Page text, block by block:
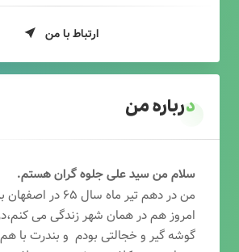
ارتباط با من
درباره من
سلام من سید علی جلوه گران هستم.
من در دهم تیر ماه سال
امروز هم در همان شهر زندگی می
گوشه گیر و خجالتی بودم و بندرت با